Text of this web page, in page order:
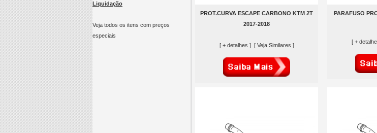
Liquidação
Veja todos os itens com preços
especiais
PROT.CURVA ESCAPE CARBONO KTM 2T
2017-2018
[ + detalhes ] [ Veja Similares ]
PARAFUSO
[ +